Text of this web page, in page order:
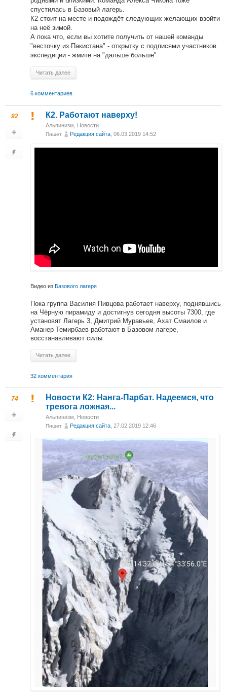
спустилась в Базовый лагерь.
К2 стоит на месте и подождёт следующих желающих взойти
на неё зимой.
А пока что, если вы хотите получить от нашей команды
"весточку из Пакистана" - открытку с подписями участников
экспедиции - жмите на "дальше больше".
Читать далее
6 комментариев
92 К2. Работают наверху!
Альпинизм Новости
Пишет Редакция сайта , 06.03.2019 14:52
Видео из Базового лагеря
Пока группа Василия Пивцова работает наверху, поднявшись
на Чёрную пирамиду и достигнув сегодня высоты 7300, где
установят Лагерь 3, Дмитрий Муравьев, Ахат Смаилов и
Аманер Темирбаев работают в Базовом лагере,
восстанавливают силы.
Читать далее
32 комментария
74
Новости К2: Нанга-Парбат. Надеемся, что
тревога ложная...
Альпинизм Новости
Пишет Редакция сайта , 27.02.2019 12:46